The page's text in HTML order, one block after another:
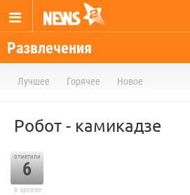
Развлечения
Лучшее Горячее Новое
Робот - камикадзе
отметили
6
в архиве